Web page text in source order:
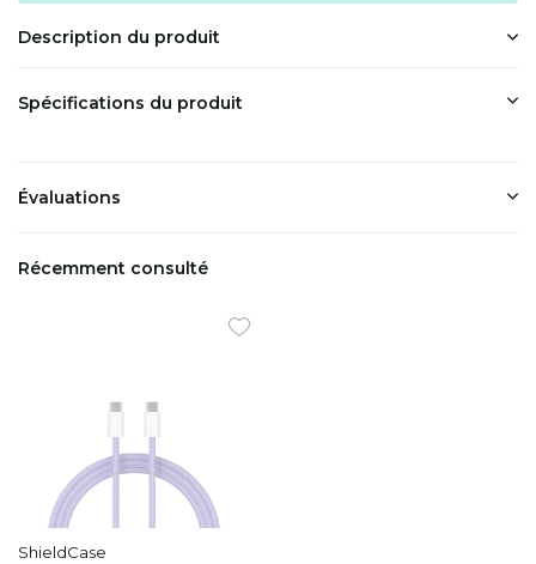
Description du produit
Spécifications du produit
Évaluations
Récemment consulté
ShieldCase